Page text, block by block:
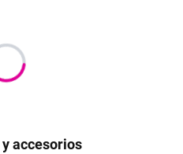
accesorios